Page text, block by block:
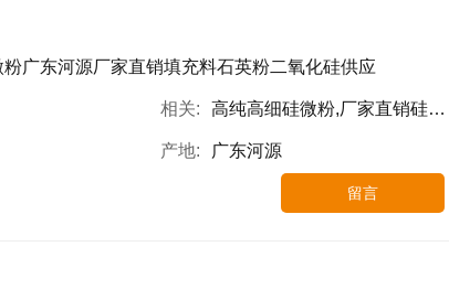
广东河源厂家直销填充料石英粉二氧化硅供应
相关: 高纯高细硅微粉,厂家直销硅微粉,二氧化硅填充料供应
产地: 广东河源
留言